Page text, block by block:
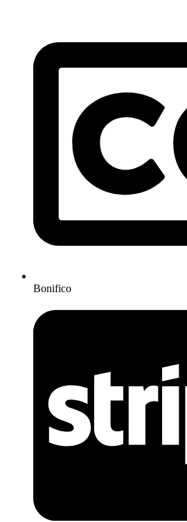
Bonifico